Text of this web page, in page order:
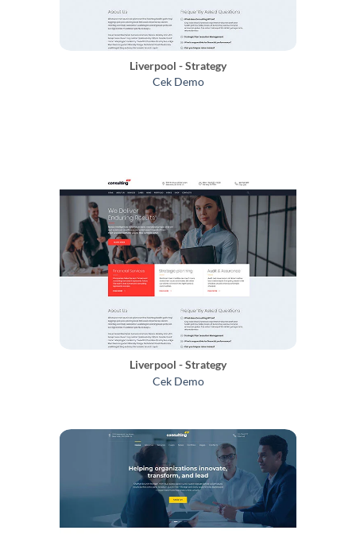
Liverpool - Strategy
Cek Demo
Liverpool - Strategy
Cek Demo